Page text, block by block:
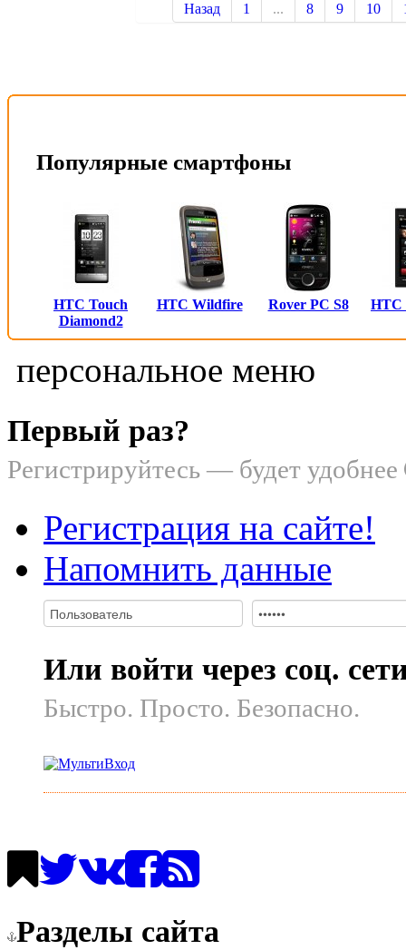
Назад 1 ... 8 9 10
Популярные смартфоны
HTC Touch
Diamond2
HTC Wildfire Rover PC S8 HTC
персональное меню
Первый раз?
Регистрируйтесь — будет удобнее
Регистрация на сайте!
Напомнить данные
Или войти через соц.
Быстро. Просто. Безопасно.
Разделы сайта